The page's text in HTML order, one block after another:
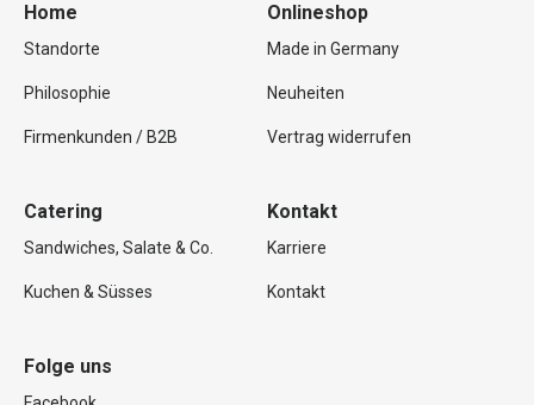
Home
Standorte
Philosophie
Firmenkunden / B2B
Onlineshop
Made in Germany
Neuheiten
Vertrag widerrufen
Catering
Sandwiches, Salate & Co.
Kuchen & Süsses
Kontakt
Karriere
Kontakt
Folge uns